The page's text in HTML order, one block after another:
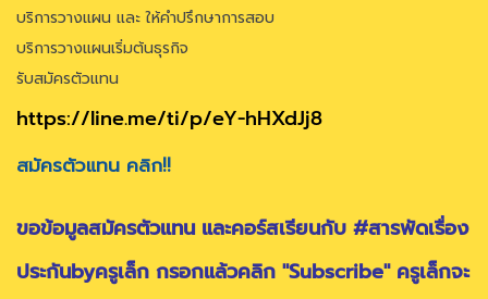
บริการวางแผน และ ให้คำปรึกษาการสอบ
บริการวางแผนเริ่มต้นธุรกิจ
รับสมัครตัวแทน
https://line.me/ti/p/eY-hHXdJj8
สมัครตัวแทน คลิก!!
ขอข้อมูลสมัครตัวแทน และคอร์สเรียนกับ #สารพัดเรื่อง
ประกันbyครูเล็ก กรอกแล้วคลิก "Subscribe" ครูเล็กจะ